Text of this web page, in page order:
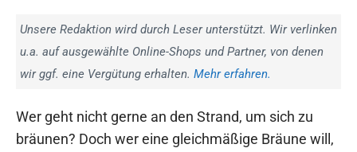
Unsere Redaktion wird durch Leser unterstützt. Wir verlinken
u.a. auf ausgewählte Online-Shops und Partner, von denen
wir ggf. eine Vergütung erhalten. Mehr erfahren.
Wer geht nicht gerne an den Strand, um sich zu
bräunen? Doch wer eine gleichmäßige Bräune will,